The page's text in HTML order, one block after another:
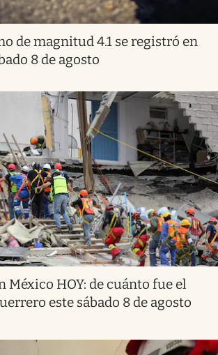
de magnitud 4.1 se registró en
8 de agosto
México HOY: de cuánto fue el
este sábado 8 de agosto